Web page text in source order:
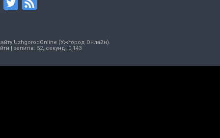
UzhgorodOnline (Ужгород Онлайн).
| запитів: 52, секунд: 0,143